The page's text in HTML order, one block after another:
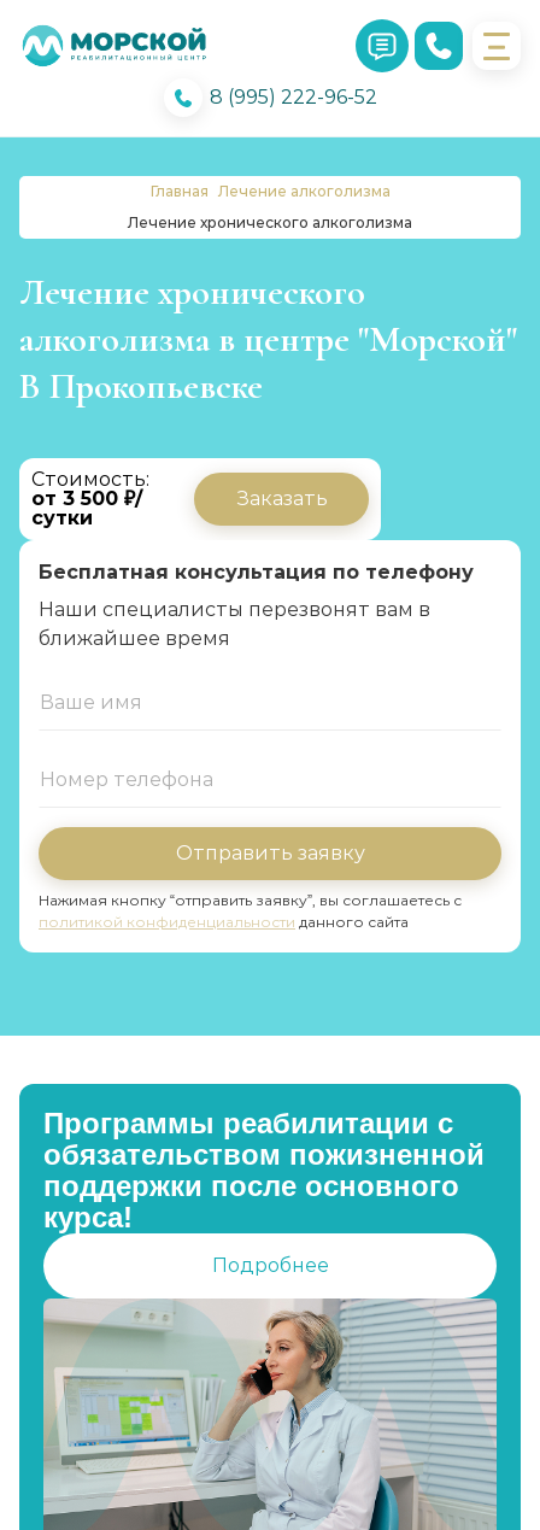
8 (995) 222-96-52
Главная Лечение алкоголизма
Лечение хронического алкоголизма
Лечение хронического
алкоголизма в центре "Морской"
В Прокопьевске
Стоимость:
от 3 500 ₽/
сутки
Заказать
Бесплатная консультация по телефону
Наши специалисты перезвонят вам в
ближайшее время
Отправить заявку
Нажимая кнопку “отправить заявку”, вы соглашаетесь с
политикой конфиденциальности данного сайта
Программы реабилитации с
обязательством пожизненной
поддержки после основного
курса!
Подробнее